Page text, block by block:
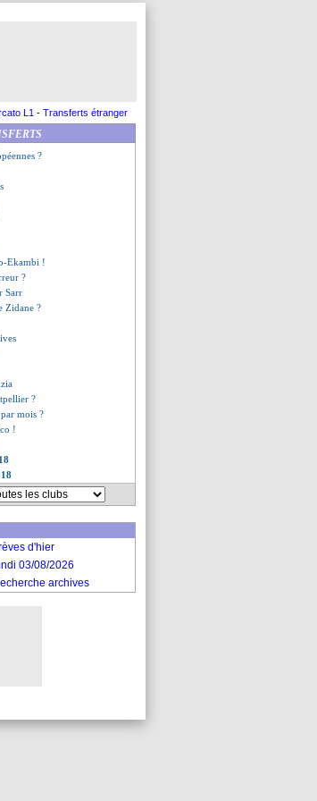
L1 - Transferts étranger
finale
?
Ekambi !
?
Sarr
Zidane ?
?
mois ?
!
d'hier
03/08/2026
archives